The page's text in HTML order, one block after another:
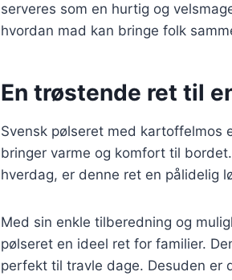
serveres som en hurtig og
hvordan mad kan bringe folk
En trøstende ret til
Svensk pølseret med kartoffelmos
bringer varme og komfort til
hverdag, er denne ret en pålidelig
Med sin enkle tilberedning og
pølseret en ideel ret for familier.
perfekt til travle dage. Desuden er